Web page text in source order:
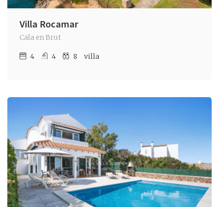
Villa Rocamar
Cala en Brut
4 4 8 villa